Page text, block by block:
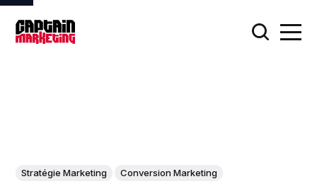
Stratégie Marketing Conversion Marketing